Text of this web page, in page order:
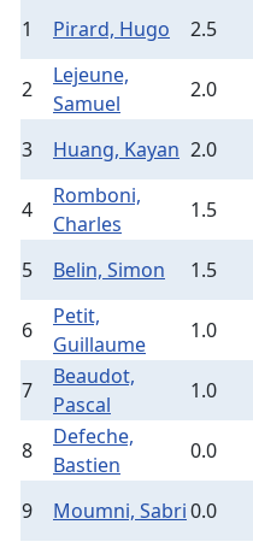
1 Pirard, Hugo 2.5
2
Lejeune,
Samuel
2.0
3 Huang, Kayan 2.0
4
Romboni,
Charles
1.5
5 Belin, Simon 1.5
6
Petit,
Guillaume
1.0
7
Beaudot,
Pascal
1.0
8
Defeche,
Bastien
0.0
9 Moumni, Sabri0.0